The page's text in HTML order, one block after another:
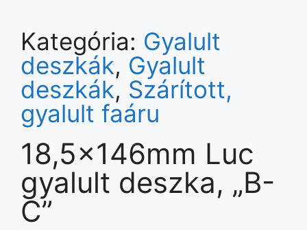
Kategória: Gyalult
deszkák, Gyalult
deszkák, Szárított,
gyalult faáru
18,5×146mm Luc
gyalult deszka, „B-
C”